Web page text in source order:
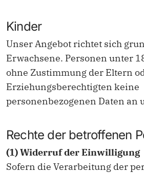
Kinder
Unser Angebot richtet sich
Erwachsene. Personen unter
ohne Zustimmung der Eltern
Erziehungsberechtigten keine
personenbezogenen Daten an
Rechte der betroffenen
(1) Widerruf der Einwilligung
Sofern die Verarbeitung der